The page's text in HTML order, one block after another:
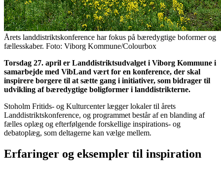
Årets landdistriktskonference har fokus på bæredygtige boformer og
fællesskaber. Foto: Viborg Kommune/Colourbox
Torsdag 27. april er Landdistriktsudvalget i Viborg Kommune i
samarbejde med VibLand vært for en konference, der skal
inspirere borgere til at sætte gang i initiativer, som bidrager til
udvikling af bæredygtige boligformer i landdistrikterne.
Stoholm Fritids- og Kulturcenter lægger lokaler til årets
Landdistriktskonference, og programmet består af en blanding af
fælles oplæg og efterfølgende forskellige inspirations- og
debatoplæg, som deltagerne kan vælge mellem.
Erfaringer og eksempler til inspiration